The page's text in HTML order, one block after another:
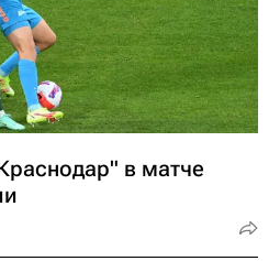
в матче